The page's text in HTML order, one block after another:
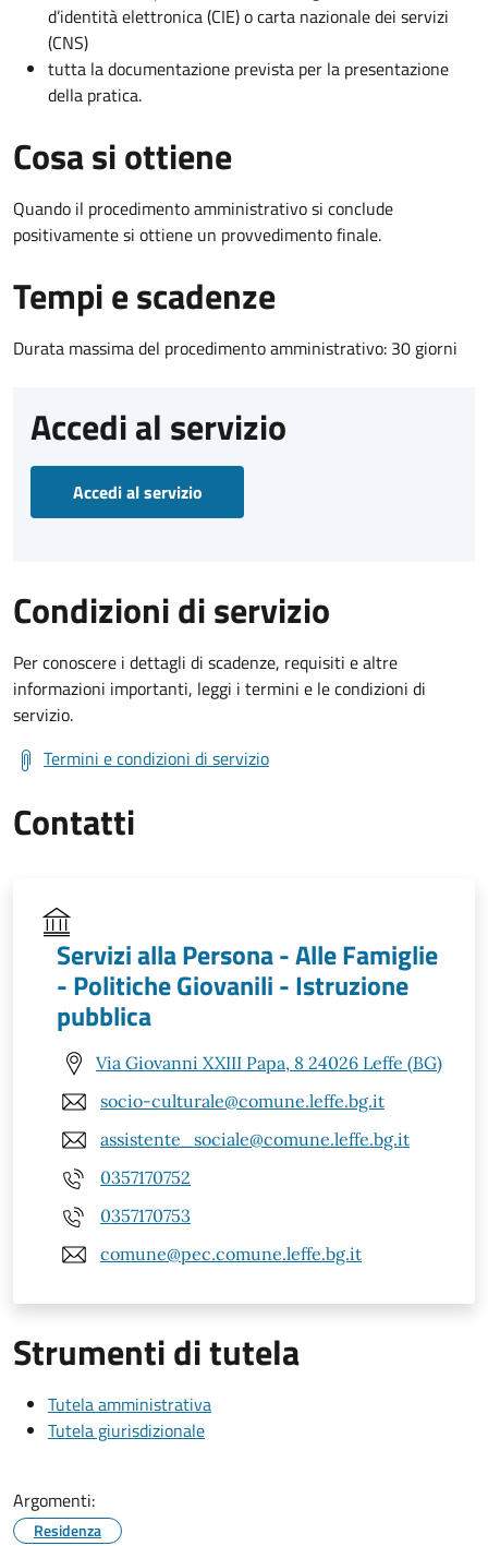
d’identità elettronica (CIE) o carta nazionale dei servizi
(CNS)
tutta la documentazione prevista per la presentazione
della pratica.
Cosa si ottiene
Quando il procedimento amministrativo si conclude
positivamente si ottiene un provvedimento finale.
Tempi e scadenze
Durata massima del procedimento amministrativo: 30 giorni
Accedi al servizio
Accedi al servizio
Condizioni di servizio
Per conoscere i dettagli di scadenze, requisiti e altre
informazioni importanti, leggi i termini e le condizioni di
servizio.
Termini e condizioni di servizio
Contatti
Servizi alla Persona - Alle Famiglie
- Politiche Giovanili - Istruzione
pubblica
Via Giovanni XXIII Papa, 8 24026 Leffe (BG)
socio-culturale@comune.leffe.bg.it
assistente_sociale@comune.leffe.bg.it
0357170752
0357170753
comune@pec.comune.leffe.bg.it
Strumenti di tutela
Tutela amministrativa
Tutela giurisdizionale
Argomenti:
Residenza